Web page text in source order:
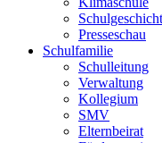
Presseschau
Schulfamilie
Schulleitung
Verwaltung
Kollegium
SMV
Elternbeirat